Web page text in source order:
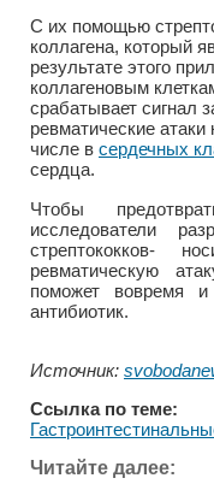
С их помощью
коллагена, который
результате этого
коллагеновым
срабатывает сигнал
ревматические
числе в сердечных
сердца.
Чтобы
исследователи
стрептококков-
ревматическую
поможет вовремя
антибиотик.
Источник:
Ссылка по теме:
Читайте далее: